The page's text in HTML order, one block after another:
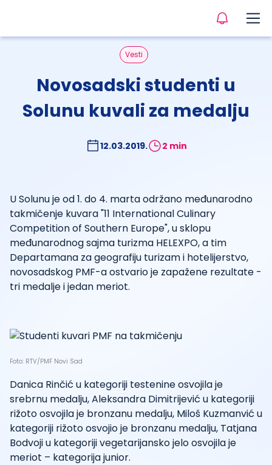
Vesti
Novosadski studenti u
Solunu kuvali za medalju
12.03.2019. 2 min
U Solunu je od 1. do 4. marta održano međunarodno
takmičenje kuvara "11 International Culinary
Competition of Southern Europe", u sklopu
međunarodnog sajma turizma HELEXPO, a tim
Departamana za geografiju turizam i hotelijerstvo,
novosadskog PMF-a ostvario je zapažene rezultate -
tri medalje i jedan meriot.
Foto: RTV/PMF Novi Sad
Danica Rinčić u kategoriji testenine osvojila je
srebrnu medalju, Aleksandra Dimitrijević u kategoriji
rižoto osvojila je bronzanu medalju, Miloš Kuzmanvić u
kategoriji rižoto osvojio je bronzanu medalju, Tatjana
Bodvoji u kategoriji vegetarijansko jelo osvojila je
meriot – kategorija junior.